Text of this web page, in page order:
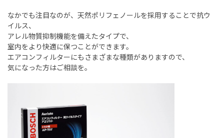
なかでも注目なのが、天然ポリフェノールを採用することで抗ウ
イルス、
アレル物質抑制機能を備えたタイプで、
室内をより快適に保つことができます。
エアコンフィルターにもさまざまな種類がありますので、
気になった方はご相談を。